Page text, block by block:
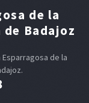
de la
Badajoz
de la